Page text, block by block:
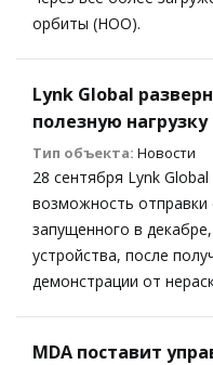
орбиты (НОО).
Lynk Global
полезную
Тип объекта: Новости
28 сентября Lynk
возможность отправки
запущенного в
устройства, после
демонстрации от
MDA поставит